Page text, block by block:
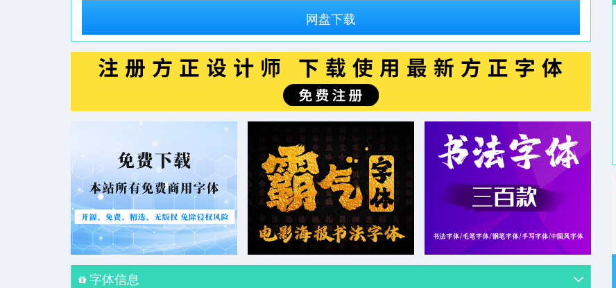
网盘下载
字体信息